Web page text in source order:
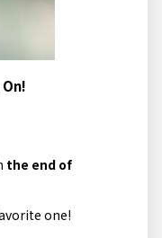
the end of
one!